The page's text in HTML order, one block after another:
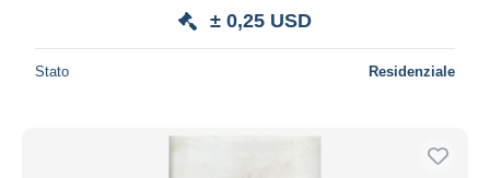
± 0,25 USD
Stato Residenziale